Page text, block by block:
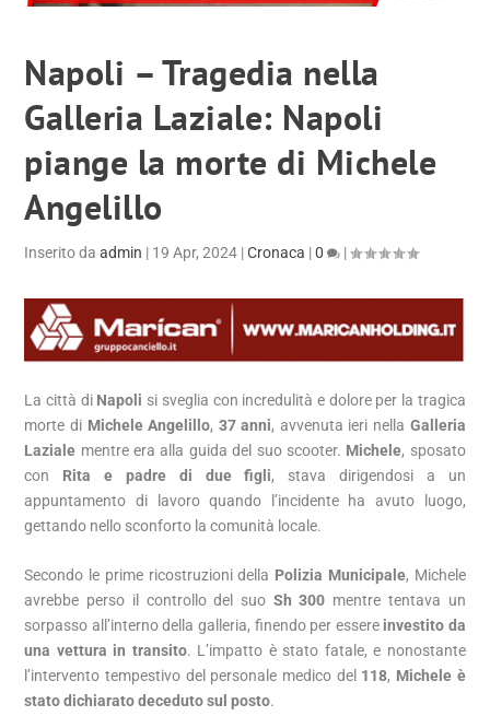
Napoli – Tragedia nella
Galleria Laziale: Napoli
piange la morte di Michele
Angelillo
Inserito daadmin | 19 Apr, 2024 |Cronaca |0 |
La città diNapoli si sveglia con incredulità e dolore per la tragica
morte di Michele Angelillo, 37 anni, avvenuta ieri nella Galleria
Laziale mentre era alla guida del suo scooter. Michele, sposato
con Rita e padre di due figli, stava dirigendosi a un
appuntamento di lavoro quando l’incidente ha avuto luogo,
gettando nello sconforto la comunità locale.
Secondo le prime ricostruzioni della Polizia Municipale, Michele
avrebbe perso il controllo del suo Sh 300 mentre tentava un
sorpasso all’interno della galleria, finendo per essere investito da
una vettura in transito. L’impatto è stato fatale, e nonostante
l’intervento tempestivo del personale medico del 118, Michele è
stato dichiarato deceduto sul posto.